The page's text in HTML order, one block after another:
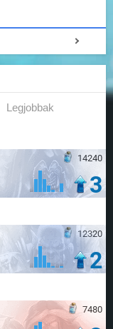
Legjobbak
14240
3
12320
2
7480